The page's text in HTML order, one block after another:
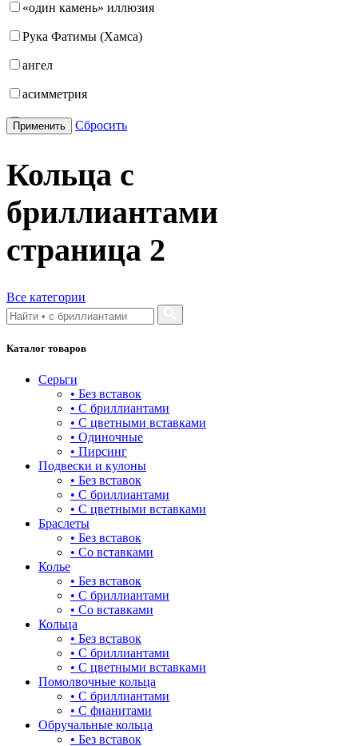
21
21.5
22
22.5
23
24
«один камень» иллюзия
Рука Фатимы (Хамса)
ангел
асимметрия
бабочка
башня
бесконечность
булавка
волк
гвоздь
деревья
длинные
для мам
драконы и змеи
другие религии
животный мир
жучки и букашки
звезды
знаки зодиака
квадрат (куб)
клевер
ключ
Применить Сбросить
Кольца с
бриллиантами
страница 2
Все категории
Каталог товаров
Серьги
• Без вставок
• С бриллиантами
• С цветными вставками
• Одиночные
• Пирсинг
Подвески и кулоны
• Без вставок
• С бриллиантами
• С цветными вставками
Браслеты
• Без вставок
• Со вставками
Колье
• Без вставок
• С бриллиантами
• Со вставками
Кольца
• Без вставок
• С бриллиантами
• С цветными вставками
Помолвочные кольца
• С бриллиантами
• С фианитами
Обручальные кольца
• Без вставок